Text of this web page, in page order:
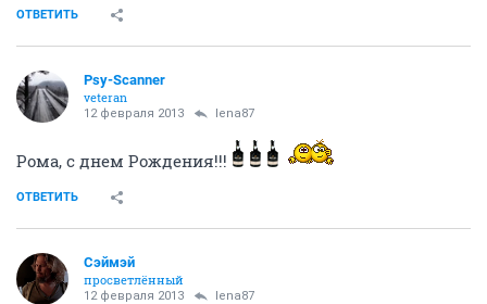
ОТВЕТИТЬ
Psy-Scanner
veteran
12 февраля 2013 lena87
Рома, с днем Рождения!!!
ОТВЕТИТЬ
Сэймэй
просветлённый
12 февраля 2013 lena87